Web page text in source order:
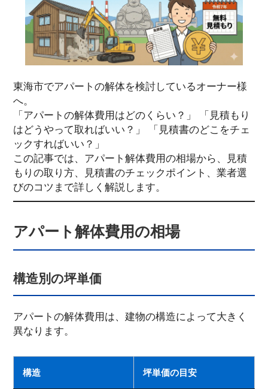
東海市でアパートの解体を検討しているオーナー様
へ。
「アパートの解体費用はどのくらい？」 「見積もり
はどうやって取ればいい？」 「見積書のどこをチェ
ックすればいい？」
この記事では、アパート解体費用の相場から、見積
もりの取り方、見積書のチェックポイント、業者選
びのコツまで詳しく解説します。
アパート解体費用の相場
構造別の坪単価
アパートの解体費用は、建物の構造によって大きく
異なります。
構造 坪単価の目安